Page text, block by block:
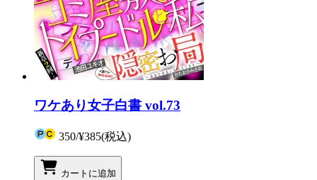
ワケあり女子白書 vol.73
350/¥385(税込)
カートに追加